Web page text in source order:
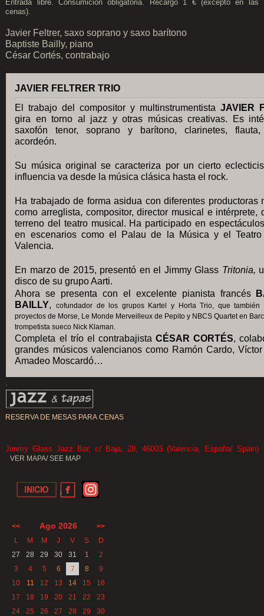
Entrada libre. Consumición obligatoria. Recargo 1 € (excepto en las
cenas).
Javier Feltrer, saxo soprano y saxo barítono
Baptiste Bailly, piano
César Cortés, contrabajo
JAVIER FELTRER TRIO
El trabajo del compositor y multinstrumentista JAVIER
gira en torno al jazz y otras músicas creativas. Es
saxofón tenor, soprano y barítono, clarinetes,
acordeón.
Su música original se caracteriza por un cierto
influencia va desde la música clásica hasta el rock.
Ha trabajado de forma asidua con diferentes productoras
como arreglista, compositor, director musical e intérprete,
terreno del teatro musical. Ha participado en
en escenarios como el Palau de la Música y el Teatro
Valencia.
En marzo de 2015, presentó en el Jimmy Glass Tritonia,
disco de su grupo Aarti.
Ahora se presenta con el excelente pianista francés
BAILLY,cofundador de los grupos Kartel y Horla Trio, que también
proyectos de Morse, Le Monde Merveilleux de Pepito y NBCS Quartet en
trompetista sueco Nick Klaman.
Completa el trío el contrabajistaCÉSAR CORTÉS,
grandes músicos valencianos como Ramón Cardo,
Amadeo Moscardó…
RESERVA DE MESAS PARA CENAS
Jimmy Glass Jazz Bar, c/ Baja, 28, 46003 (Valencia, España/ Spain)
VER MAPA/ SEE MAP
<< Ago 2026
>>
L
M M J V S
D
27
28 29 30 31 1
2
3
4 5 6 7 8
9
10
11 12 13 14 15
16
17
18 19 20 21 22
23
24
25 26 27 28 29 30